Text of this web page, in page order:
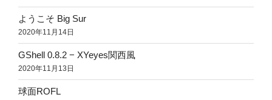
ようこそ Big Sur
2020年11月14日
GShell 0.8.2 − XYeyes関西風
2020年11月13日
球面ROFL